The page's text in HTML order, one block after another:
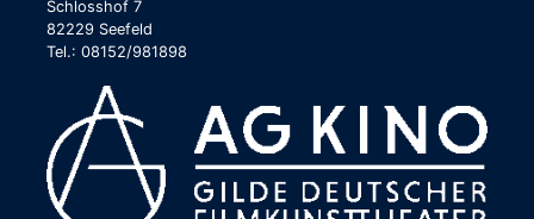
Schlosshof 7
82229 Seefeld
Tel.: 08152/981898